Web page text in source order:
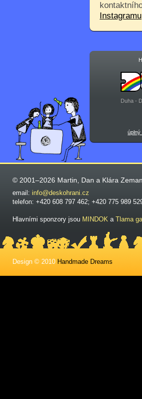
Instagramu
Duha -
úplný
© 2001–2026 Martin, Dan a Klára
email: info@deskohrani.cz
telefon: +420 608 797 462; +420 775 989
Hlavními sponzory jsou MINDOK a Tlama
Design © 2010 Handmade Dreams